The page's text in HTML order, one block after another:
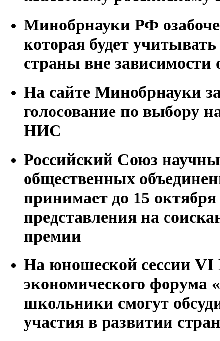
Минобрнауки РФ
которая будет учитывать
страны вне зависимости
На сайте Минобрнауки
голосование по выбору
НИС
Российский Союз
общественных
принимает до 15 октября
представления на
премии
На юношеской сессии VI
экономического
школьники смогут
участия в развитии